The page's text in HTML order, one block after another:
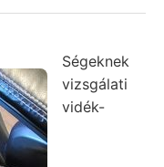
Ségeknek
vizsgálati
vidék-